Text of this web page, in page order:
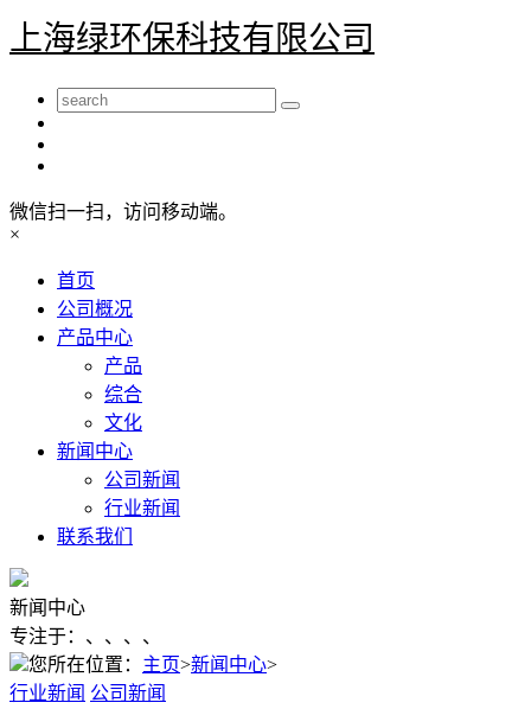
上海绿环保科技有限公司
微信扫一扫，访问移动端。
×
首页
公司概况
产品中心
产品
综合
文化
新闻中心
公司新闻
行业新闻
联系我们
新闻中心
专注于：、、、、
您所在位置： 主页>新闻中心>
行业新闻 公司新闻